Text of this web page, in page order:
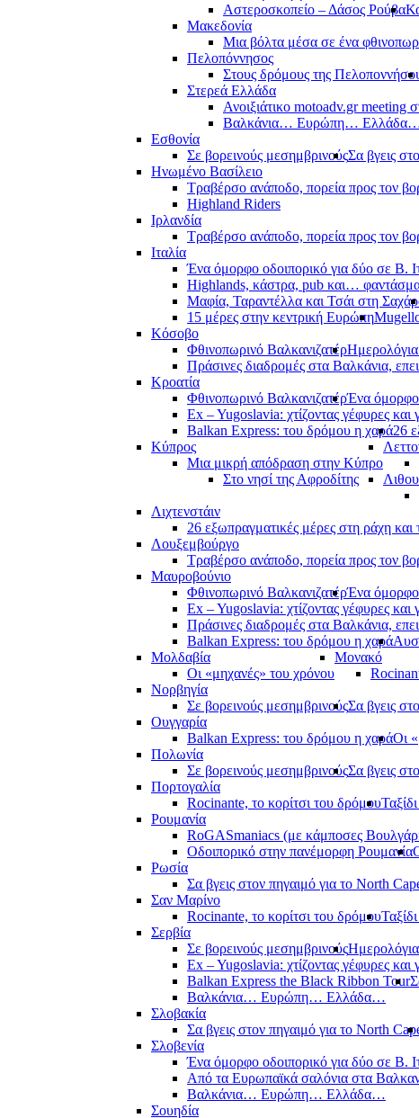
Αστεροσκοπείο – Δάσος Ρούβα
Μακεδονία
Μια βόλτα μέσα σε ένα
Πελοπόννησος
Στους δρόμους της
Στερεά Ελλάδα
Ανοιξιάτικο motoadv.gr meeting
Βαλκάνια… Ευρώπη…
Εσθονία
Σε βορεινούς μεσημβρινούςΣα βγεις
Ηνωμένο Βασίλειο
Τραβέρσο ανάποδο, πορεία προς τον
Highland Riders
Ιρλανδία
Τραβέρσο ανάποδο, πορεία προς τον
Ιταλία
Ένα όμορφο οδοιπορικό για δύο σε Β.
Highlands, κάστρα, pub και…
Μαφία, Ταραντέλλα και Τσάι στη
15 μέρες στην κεντρική Ευρώπη
Κόσοβο
Φθινοπωρινό Βαλκανιζατέρ
Πράσινες διαδρομές στα Βαλκάνια,
Κροατία
Φθινοπωρινό ΒαλκανιζατέρΈνα όμορφο
Ex – Yugoslavia: χτίζοντας γέφυρες και
Balkan Express: του δρόμου η χαρά26
Κύπρος
Μια μικρή απόδραση στην Κύπρο
Στο νησί της Αφροδίτης
Λιχτενστάιν
26 εξωπραγματικές μέρες στη ράχη και
Λουξεμβούργο
Τραβέρσο ανάποδο, πορεία προς τον
Μαυροβούνιο
Φθινοπωρινό ΒαλκανιζατέρΈνα όμορφο
Ex – Yugoslavia: χτίζοντας γέφυρες και
Πράσινες διαδρομές στα Βαλκάνια,
Balkan Express: του δρόμου η χαρά
Μολδαβία
Οι «μηχανές» του χρόνου
Μονακό
Νορβηγία
Σε βορεινούς μεσημβρινούςΣα βγεις
Ουγγαρία
Balkan Express: του δρόμου η χαράΟι
Πολωνία
Σε βορεινούς μεσημβρινούςΣα βγεις
Πορτογαλία
Rocinante, το κορίτσι του δρόμου
Ρουμανία
RoGASmaniacs (με κάμποσες
Οδοιπορικό στην πανέμορφη Ρουμανία
Ρωσία
Σα βγεις στον πηγαιμό για το North
Σαν Μαρίνο
Rocinante, το κορίτσι του δρόμου
Σερβία
Σε βορεινούς μεσημβρινούς
Ex – Yugoslavia: χτίζοντας γέφυρες και
Balkan Express the Black Ribbon Tour
Βαλκάνια… Ευρώπη… Ελλάδα…
Σλοβακία
Σα βγεις στον πηγαιμό για το North
Σλοβενία
Ένα όμορφο οδοιπορικό για δύο σε Β.
Από τα Ευρωπαϊκά σαλόνια στα
Βαλκάνια… Ευρώπη… Ελλάδα…
Σουηδία